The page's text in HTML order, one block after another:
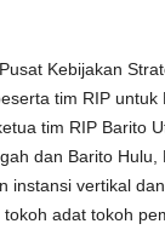
Kebijakan
tim RIP
tim RIP Barito
dan Barito
instansi vertikal
adat tokoh